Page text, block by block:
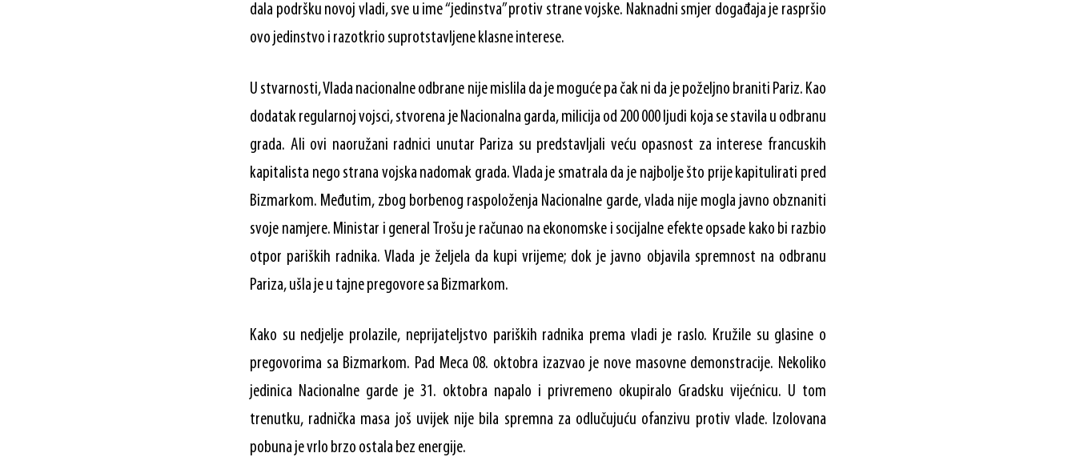
dala podršku novoj vladi, sve u ime “jedinstva” protiv strane vojske. Naknadni smjer događaja je raspršio
ovo jedinstvo i razotkrio suprotstavljene klasne interese.
U stvarnosti, Vlada nacionalne odbrane nije mislila da je moguće pa čak ni da je poželjno braniti Pariz. Kao
dodatak regularnoj vojsci, stvorena je Nacionalna garda, milicija od 200 000 ljudi koja se stavila u odbranu
grada. Ali ovi naoružani radnici unutar Pariza su predstavljali veću opasnost za interese francuskih
kapitalista nego strana vojska nadomak grada. Vlada je smatrala da je najbolje što prije kapitulirati pred
Bizmarkom. Međutim, zbog borbenog raspoloženja Nacionalne garde, vlada nije mogla javno obznaniti
svoje namjere. Ministar i general Trošu je računao na ekonomske i socijalne efekte opsade kako bi razbio
otpor pariških radnika. Vlada je željela da kupi vrijeme; dok je javno objavila spremnost na odbranu
Pariza, ušla je u tajne pregovore sa Bizmarkom.
Kako su nedjelje prolazile, neprijateljstvo pariških radnika prema vladi je raslo. Kružile su glasine o
pregovorima sa Bizmarkom. Pad Meca 08. oktobra izazvao je nove masovne demonstracije. Nekoliko
jedinica Nacionalne garde je 31. oktobra napalo i privremeno okupiralo Gradsku vijećnicu. U tom
trenutku, radnička masa još uvijek nije bila spremna za odlučujuću ofanzivu protiv vlade. Izolovana
pobuna je vrlo brzo ostala bez energije.